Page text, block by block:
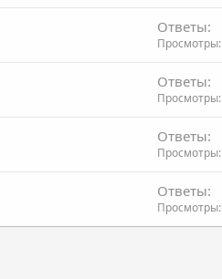
Ответы
Просмотры
Ответы
Просмотры
Ответы
Просмотры
Ответы
Просмотры